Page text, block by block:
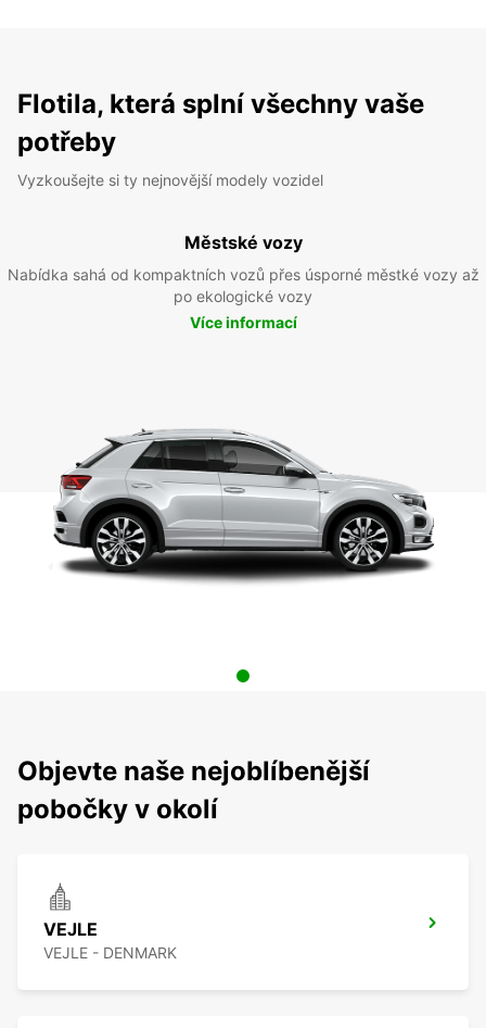
Flotila, která splní všechny vaše
potřeby
Vyzkoušejte si ty nejnovější modely vozidel
Městské vozy
Nabídka sahá od kompaktních vozů přes úsporné městké vozy až
po ekologické vozy
Více informací
Objevte naše nejoblíbenější
pobočky v okolí
VEJLE
VEJLE - DENMARK